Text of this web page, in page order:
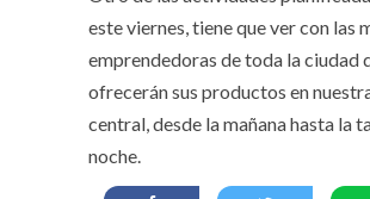
este viernes, tiene que ver con las
emprendedoras de toda la ciudad
ofrecerán sus productos en
central, desde la mañana hasta la
noche.